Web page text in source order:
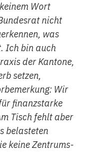
Wort
nicht
was
Ich bin auch
der Kantone,
setzen,
Wir
finanzstarke
Tisch fehlt aber
belasteten
keine Zentrums-